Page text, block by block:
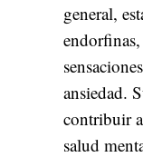
general,
ansiedad.
contribuir
salud